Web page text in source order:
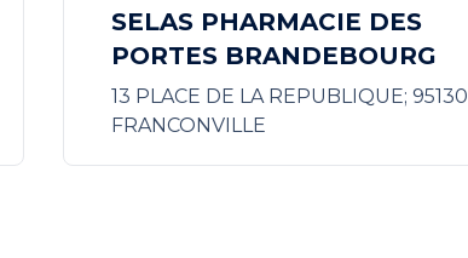
SELAS PHARMACIE DES
PORTES BRANDEBOURG
13 PLACE DE LA REPUBLIQUE; 95130
FRANCONVILLE